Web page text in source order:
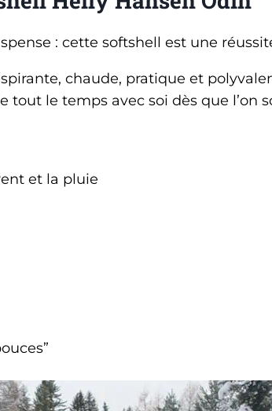
: cette softshell est une
chaude, pratique et
tout le temps avec soi dès que l’on
et la pluie